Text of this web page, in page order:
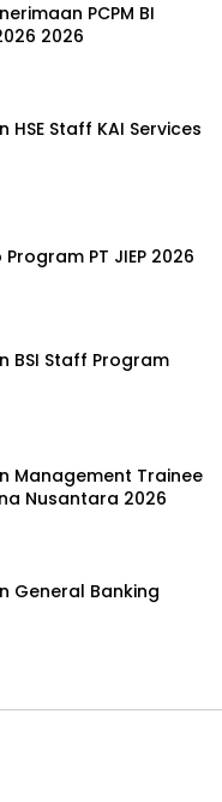
PCPM BI
2026
Staff KAI Services
PT JIEP 2026
BSI Staff Program
Management Trainee
Nusantara 2026
General Banking